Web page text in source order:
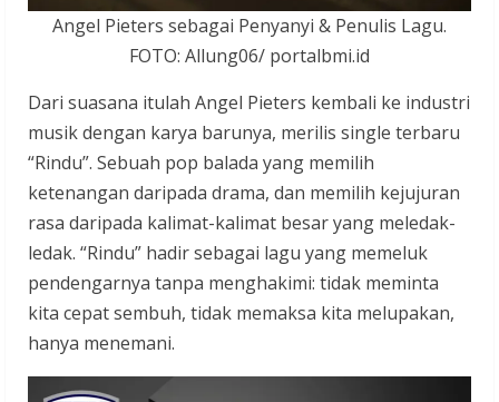
Angel Pieters sebagai Penyanyi & Penulis Lagu.
FOTO: Allung06/ portalbmi.id
Dari suasana itulah Angel Pieters kembali ke industri
musik dengan karya barunya, merilis single terbaru
“Rindu”. Sebuah pop balada yang memilih
ketenangan daripada drama, dan memilih kejujuran
rasa daripada kalimat-kalimat besar yang meledak-
ledak. “Rindu” hadir sebagai lagu yang memeluk
pendengarnya tanpa menghakimi: tidak meminta
kita cepat sembuh, tidak memaksa kita melupakan,
hanya menemani.